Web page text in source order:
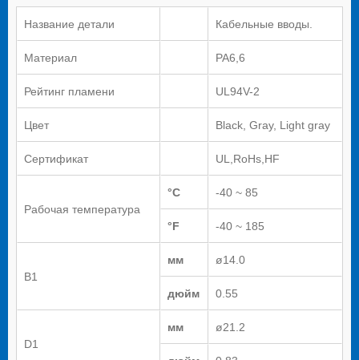
Название детали Кабельные вводы.
Материал PA6,6
Рейтинг пламени UL94V-2
Цвет Black, Gray, Light gray
Сертификат UL,RoHs,HF
Рабочая температура
°C -40 ~ 85
°F -40 ~ 185
B1
мм ø14.0
дюйм 0.55
D1
мм ø21.2